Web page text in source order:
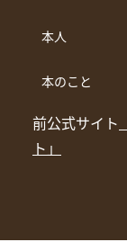
本人
本のこと
前公式サイト
ト」